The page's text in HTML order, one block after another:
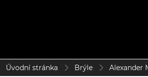
Úvodní stránka Brýle Alexander